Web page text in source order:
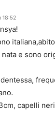
18:52
e sono
capelli